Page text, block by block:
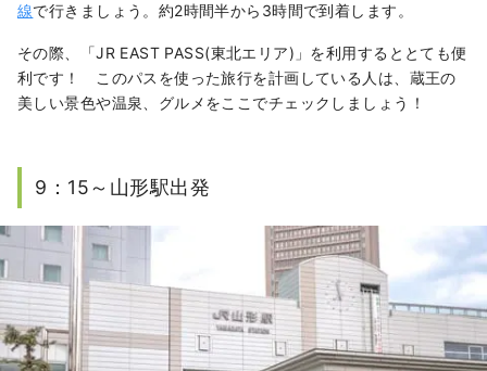
線で行きましょう。約2時間半から3時間で到着します。
その際、「JR EAST PASS(東北エリア)」を利用するととても便
利です！ このパスを使った旅行を計画している人は、蔵王の
美しい景色や温泉、グルメをここでチェックしましょう！
9：15～山形駅出発